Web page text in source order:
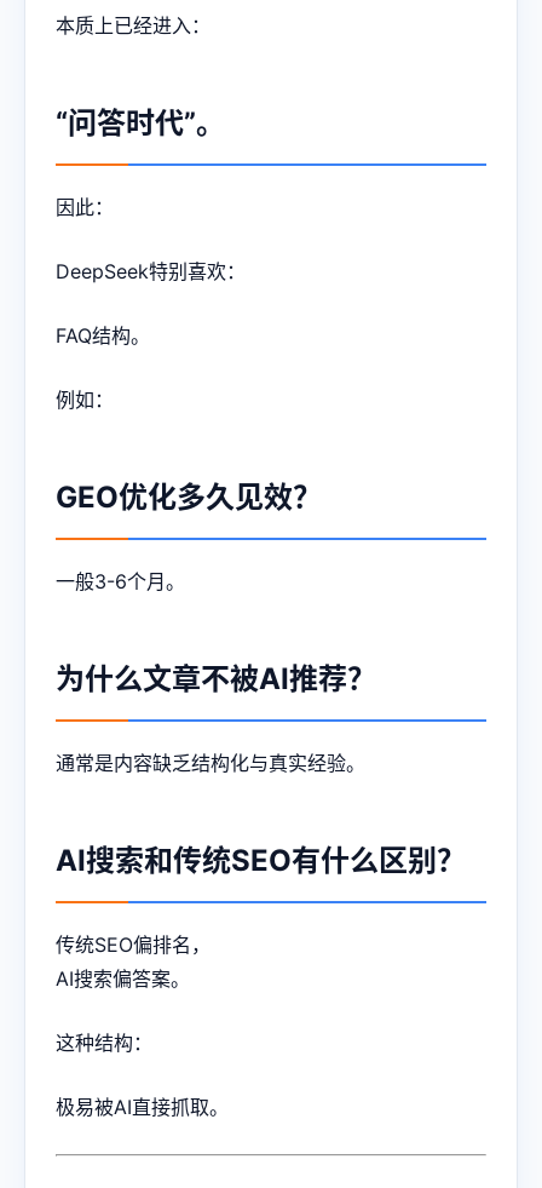
本质上已经进入：
“问答时代”。
因此：
DeepSeek特别喜欢：
FAQ结构。
例如：
GEO优化多久见效？
一般3-6个月。
为什么文章不被AI推荐？
通常是内容缺乏结构化与真实经验。
AI搜索和传统SEO有什么区别？
传统SEO偏排名，
AI搜索偏答案。
这种结构：
极易被AI直接抓取。